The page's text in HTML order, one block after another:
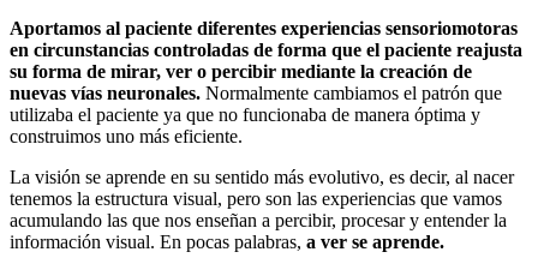
Aportamos al paciente diferentes experiencias sensoriomotoras
en circunstancias controladas de forma que el paciente reajusta
su forma de mirar, ver o percibir mediante la creación de
nuevas vías neuronales. Normalmente cambiamos el patrón que
utilizaba el paciente ya que no funcionaba de manera óptima y
construimos uno más eficiente.
La visión se aprende en su sentido más evolutivo, es decir, al nacer
tenemos la estructura visual, pero son las experiencias que vamos
acumulando las que nos enseñan a percibir, procesar y entender la
información visual. En pocas palabras, a ver se aprende.